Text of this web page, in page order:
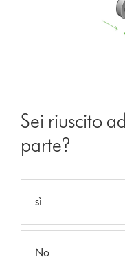
Sei riuscito
parte?
sì
No